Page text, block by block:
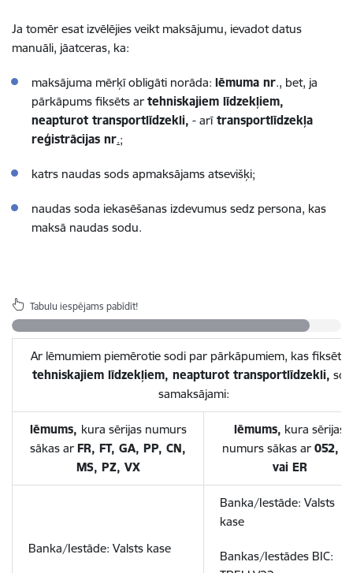
Ja tomēr esat izvēlējies veikt maksājumu, ievadot datus
manuāli, jāatceras, ka:
maksājuma mērķī obligāti norāda: lēmuma nr., bet, ja
pārkāpums fiksēts ar tehniskajiem līdzekļiem,
neapturot transportlīdzekli, - arītransportlīdzekļa
reģistrācijas nr.;
katrs naudas sods apmaksājams atsevišķi;
naudas soda iekasēšanas izdevumus sedz persona, kas
maksā naudas sodu.
Tabulu iespējams pabīdīt!
Ar lēmumiem piemērotie sodi par pārkāpumiem, kas fiksēti
tehniskajiem līdzekļiem, neapturot transportlīdzekli,
samaksājami:
lēmums, kura sērijas numurs
sākas ar FR, FT, GA, PP, CN,
MS, PZ, VX
lēmums, kura sērijas
numurs sākas ar 052,
vai ER
Banka/Iestāde: Valsts kase
Banka/Iestāde: Valsts
kase
Bankas/Iestādes BIC: